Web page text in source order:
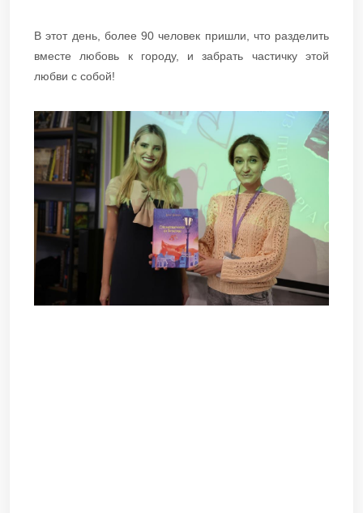
В этот день, более 90 человек пришли, что разделить
вместе любовь к городу, и забрать частичку этой
любви с собой!